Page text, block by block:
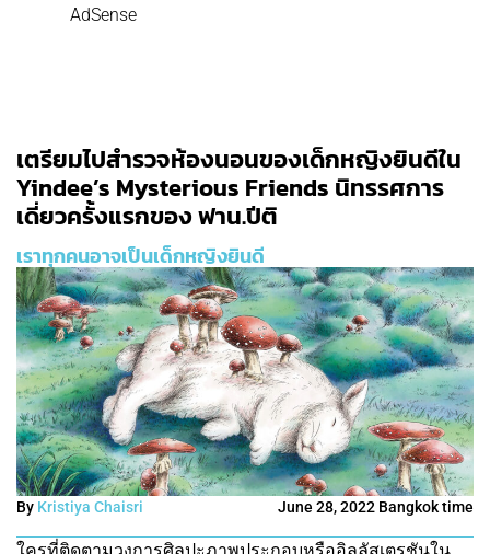
AdSense
เตรียมไปสำรวจห้องนอนของเด็กหญิงยินดีใน
Yindee’s Mysterious Friends นิทรรศการ
เดี่ยวครั้งแรกของ ฟาน.ปีติ
เราทุกคนอาจเป็นเด็กหญิงยินดี
By Kristiya Chaisri June 28, 2022 Bangkok time